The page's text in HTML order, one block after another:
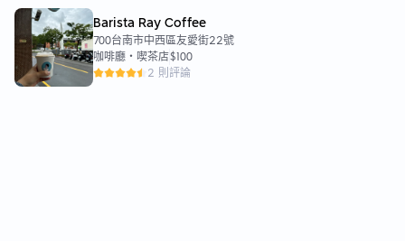
Barista Ray Coffee
700台南市中西區友愛街22號
咖啡廳・喫茶店$100
2 則評論